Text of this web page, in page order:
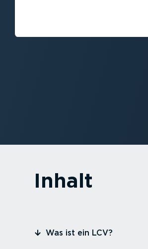
Inhalt
⁠Was ist ein LCV?